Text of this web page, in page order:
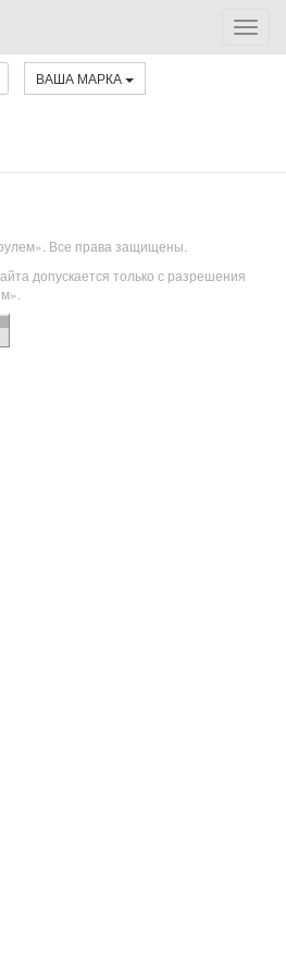
ВАША МАРКА
Все права защищены.
допускается только с разрешения